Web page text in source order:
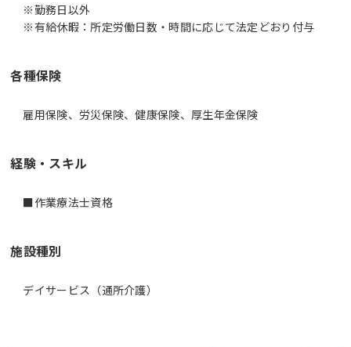
※勤務日以外
※有給休暇：所定労働日数・時間に応じて法定どおり付与
各種保険
雇用保険、労災保険、健康保険、厚生年金保険
経験・スキル
■作業療法士資格
施設種別
デイサービス（通所介護）